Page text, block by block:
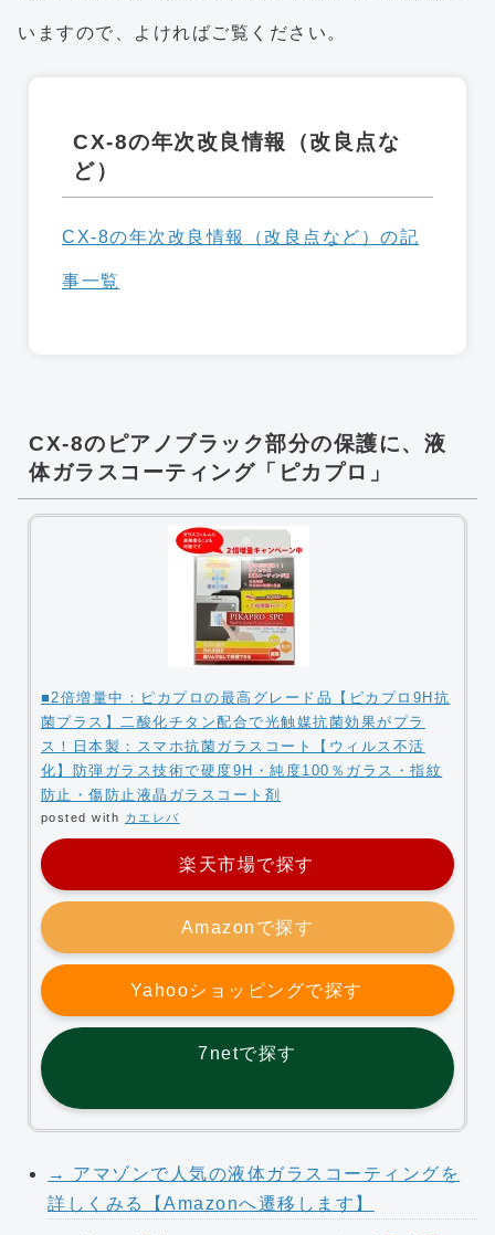
いますので、よければご覧ください。
CX-8の年次改良情報（改良点な
ど）
CX-8の年次改良情報（改良点など）の記
事一覧
CX-8のピアノブラック部分の保護に、液
体ガラスコーティング「ピカプロ」
■2倍増量中：ピカプロの最高グレード品【ピカプロ9H抗
菌プラス】二酸化チタン配合で光触媒抗菌効果がプラ
ス！日本製：スマホ抗菌ガラスコート【ウィルス不活
化】防弾ガラス技術で硬度9H・純度100％ガラス・指紋
防止・傷防止液晶ガラスコート剤
posted with カエレバ
楽天市場で探す
Amazonで探す
Yahooショッピングで探す
7netで探す
→ アマゾンで人気の液体ガラスコーティングを
詳しくみる【Amazonへ遷移します】